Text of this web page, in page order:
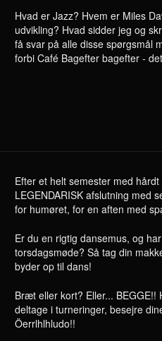
Hvad er Jazz? Hvem er Miles
udvikling? Hvad sidder jeg og
få svar på alle disse spørgsmål
forbi Café Bagefter bagefter -
Efter et helt semester med
LEGENDARISK afslutning med
for humøret, for en aften med
Er du en rigtig dansemus, og
torsdagsmøde? Så tag din
byder op til dans!
Bræt eller kort? Eller...
deltage i turneringer, besejre
Öerrlhlhludo!!